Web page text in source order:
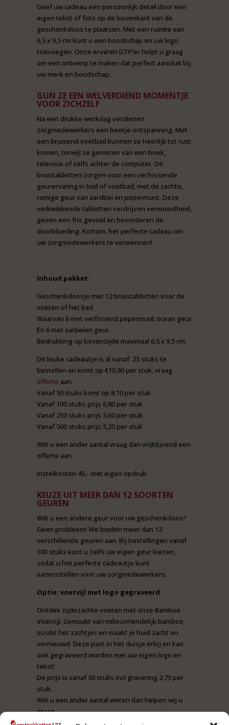
Geef uw cadeau een persoonlijk detail door een
eigen tekst of foto op de bovenkant van de
geschenkdoos te plaatsen. Met een ruimte van
6,5 x 9,5 cm kunt u een boodschap en uw logo
toevoegen. Onze ervaren DTP’er helpt u graag
om een ontwerp te maken dat perfect aansluit bij
uw merk en boodschap.
GUN ZE EEN WELVERDIEND MOMENTJE
VOOR ZICHZELF
Na een drukke werkdag verdienen
zorgmedewerkers een beetje ontspanning. Met
een bruisend voetbad kunnen ze heerlijk tot rust
komen, terwijl ze genieten van een boek,
televisie of zelfs achter de computer. De
bruistabletten zorgen voor een verfrissende
geurervaring in bad of voetbad, met de zachte,
romige geur van aardbei en pepermunt. Deze
verkwikkende tabletten verdrijven vermoeidheid,
geven een fris gevoel en bevorderen de
doorbloeding. Kortom, het perfecte cadeau om
uw zorgmedewerkers te verwennen!
Inhoud pakket:
Geschenkdoosje met 12 bruistabletten voor de
voeten of het bad
Waarvan 6 met verfissend pepermunt ocean geur
En 6 met aarbeien geur.
Bedrukking op bovenzijde maximaal 6,5 x 9,5 cm.
Dit leuke cadeautje is al vanaf 25 stuks te
bestellen en komt op €10,90 per stuk, vraag
offerte aan.
Vanaf 50 stuks komt op 8,10 per stuk
Vanaf 100 stuks prijs 6,80 per stuk
Vanaf 250 stuks prijs 5,60 per stuk
Vanaf 500 stuks prijs 5,20 per stuk
Wilt u een ander aantal vraag dan vrijblijvend een
offerte aan.
Instelkosten 45,- met eigen opdruk.
KEUZE UIT MEER DAN 12 SOORTEN
GEUREN
Wilt u een andere geur voor uw geschenkdoos?
Geen probleem! We bieden meer dan 12
verschillende geuren aan. Bij bestellingen vanaf
100 stuks kunt u zelfs uw eigen geur kiezen,
zodat u het perfecte cadeautje kunt
samenstellen voor uw zorgmedewerkers.
Optie: voetvijl met logo gegraveerd
Ontdek zijdezachte voeten met onze Bamboe
Voetvijl. Gemaakt van milieuvriendelijk bamboe,
scrubt het zachtjes en maakt je huid zacht en
vernieuwd. Deze past in het duisje erbij en kan
ook gegraveerd worden met uw eigen logo en
tekst!
De prijs is vanaf 50 stuks incl gravering 2,75 per
stuk.
Wilt u een ander aantal weten dan helpen wij u
graag.